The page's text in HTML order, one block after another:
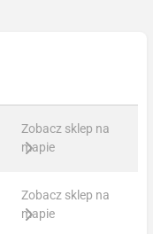
Zobacz sklep na
mapie
Zobacz sklep na
mapie